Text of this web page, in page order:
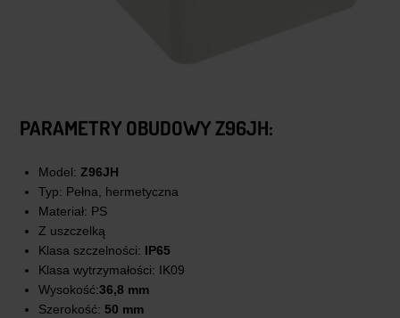
PARAMETRY OBUDOWYZ96JH:
Model: Z96JH
Typ: Pełna, hermetyczna
Materiał: PS
Z uszczelką
Klasa szczelności: IP65
Klasa wytrzymałości: IK09
Wysokość:36,8 mm
Szerokość: 50 mm